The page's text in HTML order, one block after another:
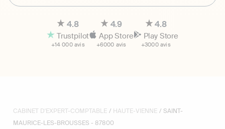
4.8
Trustpilot
+14 000 avis
4.9
App Store
+6000 avis
4.8
Play Store
+3000 avis
CABINET D'EXPERT-COMPTABLE / HAUTE-VIENNE / SAINT-
MAURICE-LES-BROUSSES - 87800